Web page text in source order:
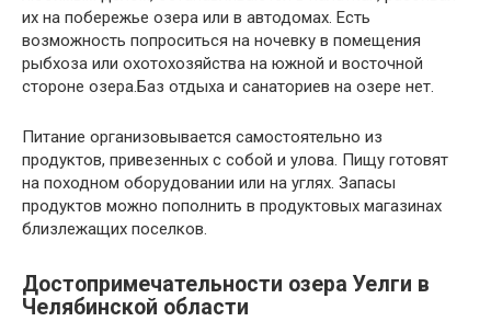
их на побережье озера или в автодомах. Есть
возможность попроситься на ночевку в помещения
рыбхоза или охотохозяйства на южной и восточной
стороне озера.Баз отдыха и санаториев на озере нет.
Питание организовывается самостоятельно из
продуктов, привезенных с собой и улова. Пищу готовят
на походном оборудовании или на углях. Запасы
продуктов можно пополнить в продуктовых магазинах
близлежащих поселков.
Достопримечательности озера Уелги в
Челябинской области